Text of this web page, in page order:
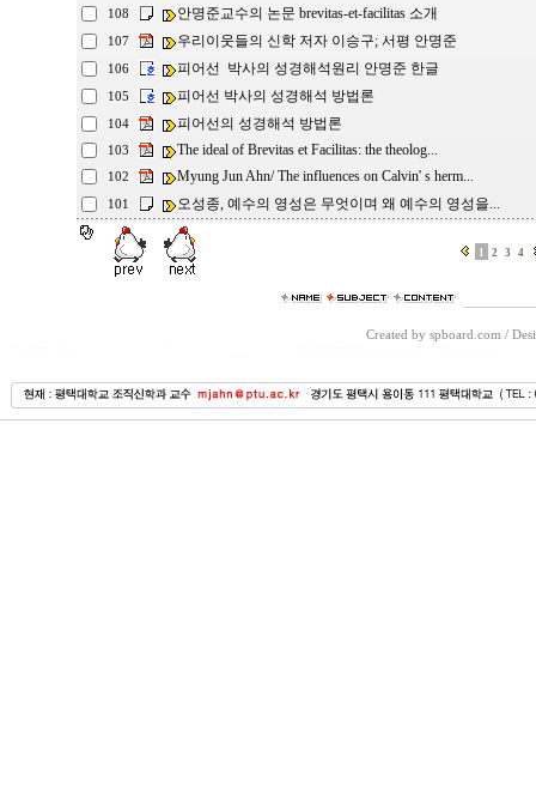
108 안명준교수의 논문 brevitas-et-facilitas 소개
107 우리이웃들의 신학 저자 이승구; 서평 안명준
106 피어선 박사의 성경해석원리 안명준 한글
105 피어선 박사의 성경해석 방법론
104 피어선의 성경해석 방법론
103 The ideal of Brevitas et Facilitas: the theolog...
102 Myung Jun Ahn/ The influences on Calvin' s herm...
101 오성종, 예수의 영성은 무엇이며 왜 예수의 영성을...
1 2 3 4
Created by spboard.com /